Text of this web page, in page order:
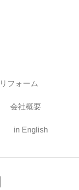
リフォーム
会社概要
in English